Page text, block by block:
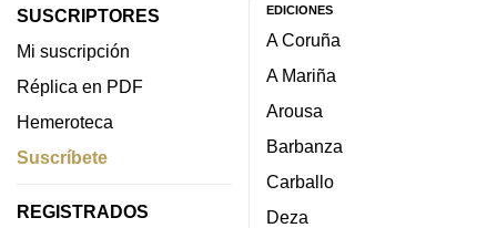
SUSCRIPTORES
Mi suscripción
Réplica en PDF
Hemeroteca
Suscríbete
REGISTRADOS
EDICIONES
A Coruña
A Mariña
Arousa
Barbanza
Carballo
Deza